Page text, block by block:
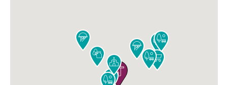










